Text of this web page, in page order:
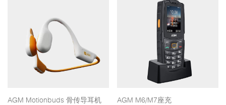
AGM Motionbuds 骨传导耳机
AGM M6/M7座充